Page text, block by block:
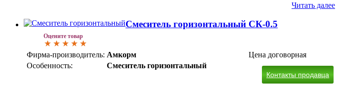
Читать далее
Оцените товар
Смеситель горизонтальный СК-0.5
Фирма-производитель: Амкорм
Особенность:
Смеситель горизонтальный
Цена договорная
Контакты продавца